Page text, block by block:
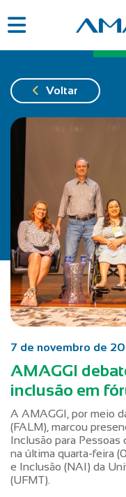
Voltar
7 de novembro de
AMAGGI
inclusão em
A AMAGGI, por meio
(FALM), marcou
Inclusão para
na última quarta-feira
e Inclusão (NAI) da
(UFMT).